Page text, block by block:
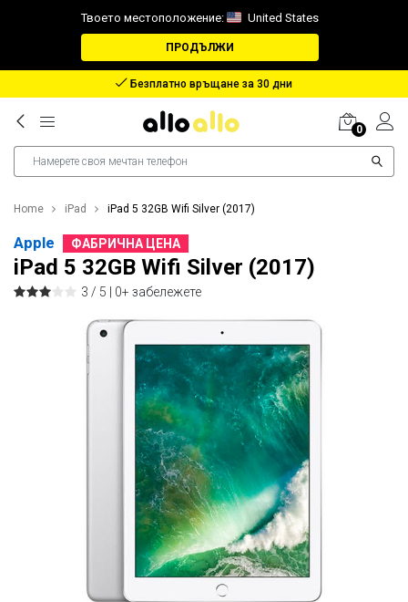
Твоето местоположение: United States
ПРОДЪЛЖИ
Безплатно връщане за 30 дни
0
Home iPad iPad 5 32GB Wifi Silver (2017)
Apple ФАБРИЧНА ЦЕНА
iPad 5 32GB Wifi Silver (2017)
3 / 5 | 0+ забележете